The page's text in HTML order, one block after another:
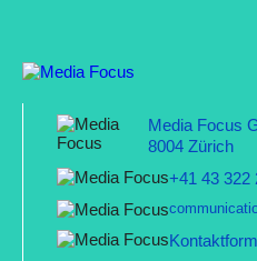
Media Focus
8004 Zürich
+41 43 322